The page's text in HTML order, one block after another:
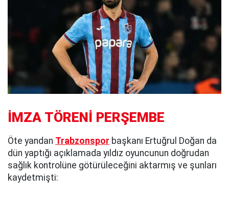
İMZA TÖRENİ PERŞEMBE
Öte yandan Trabzonspor başkanı Ertuğrul Doğan da
dün yaptığı açıklamada yıldız oyuncunun doğrudan
sağlık kontrolüne götürüleceğini aktarmış ve şunları
kaydetmişti: